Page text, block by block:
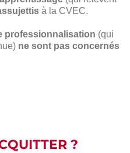
à la CVEC.
professionnalisation (qui
ne sont pas concernés
?